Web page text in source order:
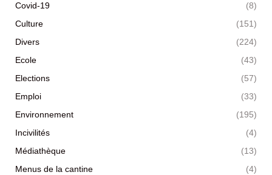
Covid-19
(8)
Culture
(151)
Divers
(224)
Ecole
(43)
Elections
(57)
Emploi
(33)
Environnement
(195)
Incivilités
(4)
Médiathèque
(13)
Menus de la cantine
(4)